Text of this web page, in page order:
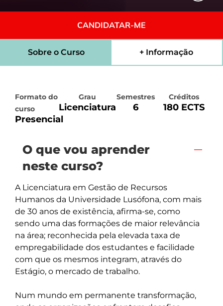
CANDIDATAR-ME
Sobre o Curso + Informação
Formato do
curso
Presencial
Grau
Licenciatura
Semestres
6
Créditos
180 ECTS
O que vou aprender
neste curso?
A Licenciatura em Gestão de Recursos
Humanos da Universidade Lusófona, com mais
de 30 anos de existência, afirma-se, como
sendo uma das formações de maior relevância
na área; reconhecida pela elevada taxa de
empregabilidade dos estudantes e facilidade
com que os mesmos integram, através do
Estágio, o mercado de trabalho.
Num mundo em permanente transformação,